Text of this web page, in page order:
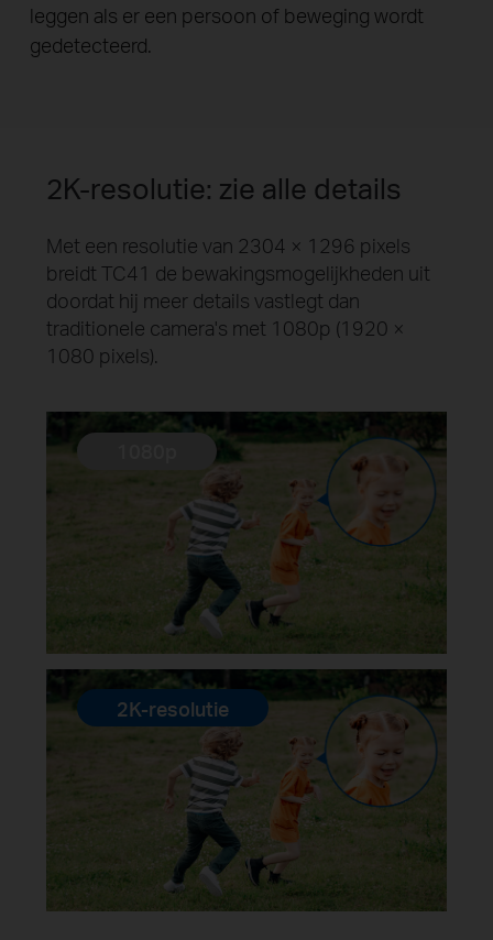
leggen als er een persoon of beweging wordt
gedetecteerd.
2K-resolutie: zie alle details
Met een resolutie van 2304 × 1296 pixels
breidt TC41 de bewakingsmogelijkheden uit
doordat hij meer details vastlegt dan
traditionele camera's met 1080p (1920 ×
1080 pixels).
2K-resolutie